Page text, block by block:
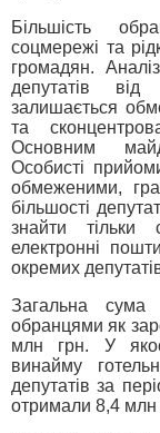
Більшість
соцмережі та
громадян.
депутатів
залишається
та
Основним
Особисті
обмеженими,
більшості
знайти тільки
електронні
окремих
Загальна сума
обранцями як
млн грн. У
винайму
депутатів за
отримали 8,4 млн